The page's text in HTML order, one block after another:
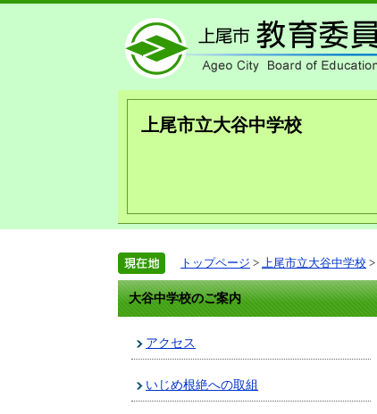
上尾市立大谷中学校
トップページ > 上尾市立大谷中学校 >
大谷中学校のご案内
アクセス
いじめ根絶への取組